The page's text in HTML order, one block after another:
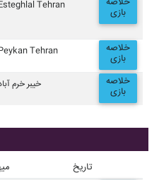
Tehran
بازی
Tehran خلاصه
بازی
خيبر خرم خلاصه
بازی
تاریخ